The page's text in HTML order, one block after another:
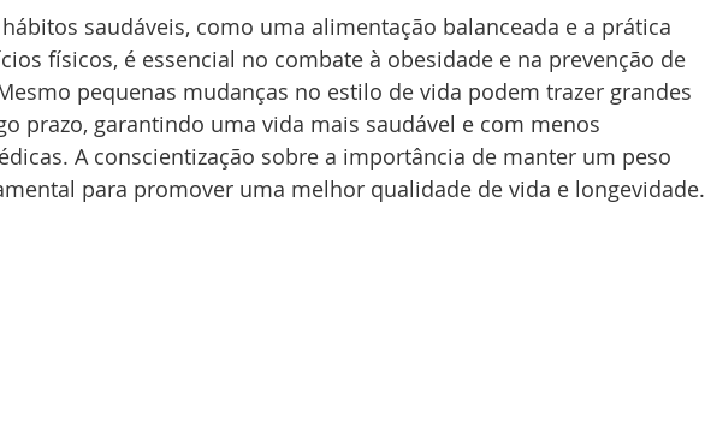
saudáveis, como uma alimentação balanceada e a prática
físicos, é essencial no combate à obesidade e na prevenção de
pequenas mudanças no estilo de vida podem trazer grandes
prazo, garantindo uma vida mais saudável e com menos
A conscientização sobre a importância de manter um peso
para promover uma melhor qualidade de vida e longevidade.